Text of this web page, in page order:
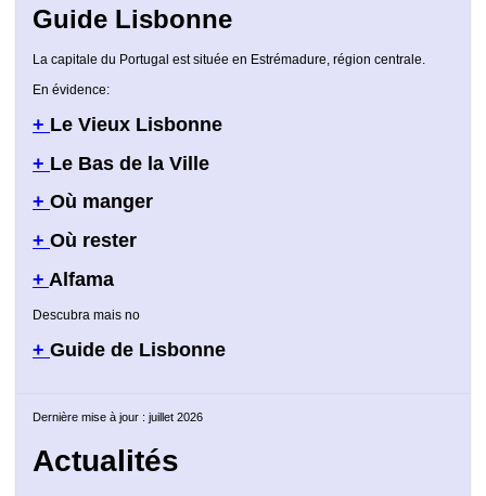
Guide Lisbonne
La capitale du Portugal est située en Estrémadure, région centrale.
En évidence:
+ Le Vieux Lisbonne
+ Le Bas de la Ville
+ Où manger
+ Où rester
+ Alfama
Descubra mais no
+ Guide de Lisbonne
Dernière mise à jour : juillet 2026
Actualités